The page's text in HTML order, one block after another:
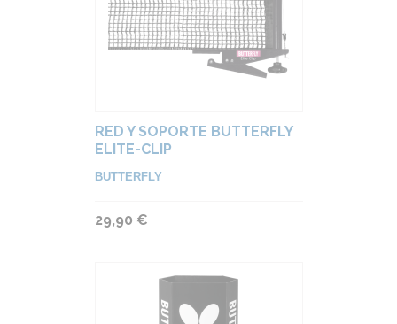
RED Y SOPORTE BUTTERFLY
ELITE-CLIP
BUTTERFLY
29,90 €